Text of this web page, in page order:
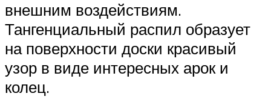
внешним воздействиям.
Тангенциальный распил образует
на поверхности доски красивый
узор в виде интересных арок и
колец.